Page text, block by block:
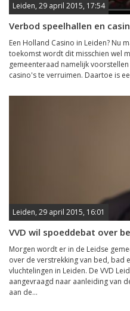
Leiden, 29 april 2015, 17:54
Verbod speelhallen en
Een Holland Casino in Leiden? Nu
toekomst wordt dit misschien wel
gemeenteraad namelijk
casino's te verruimen. Daartoe is
Leiden, 29 april 2015, 16:01
VVD wil spoeddebat over
Morgen wordt er in de Leidse
over de verstrekking van bed,
vluchtelingen in Leiden. De VVD
aangevraagd naar aanleiding van
aan de...